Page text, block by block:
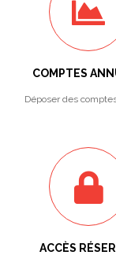
COMPTES
Déposer des
ACCÈS